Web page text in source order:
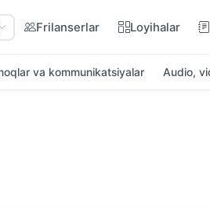
Frilanserlar Loyihalar
va kommunikatsiyalar Audio,